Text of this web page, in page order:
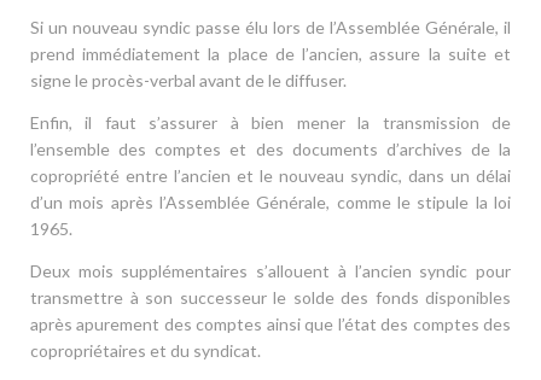
Si un nouveau syndic passe élu lors de l’Assemblée Générale, il
prend immédiatement la place de l’ancien, assure la suite et
signe le procès-verbal avant de le diffuser.
Enfin, il faut s’assurer à bien mener la transmission de
l’ensemble des comptes et des documents d’archives de la
copropriété entre l’ancien et le nouveau syndic, dans un délai
d’un mois après l’Assemblée Générale, comme le stipule la loi
1965.
Deux mois supplémentaires s’allouent à l’ancien syndic pour
transmettre à son successeur le solde des fonds disponibles
après apurement des comptes ainsi que l’état des comptes des
copropriétaires et du syndicat.